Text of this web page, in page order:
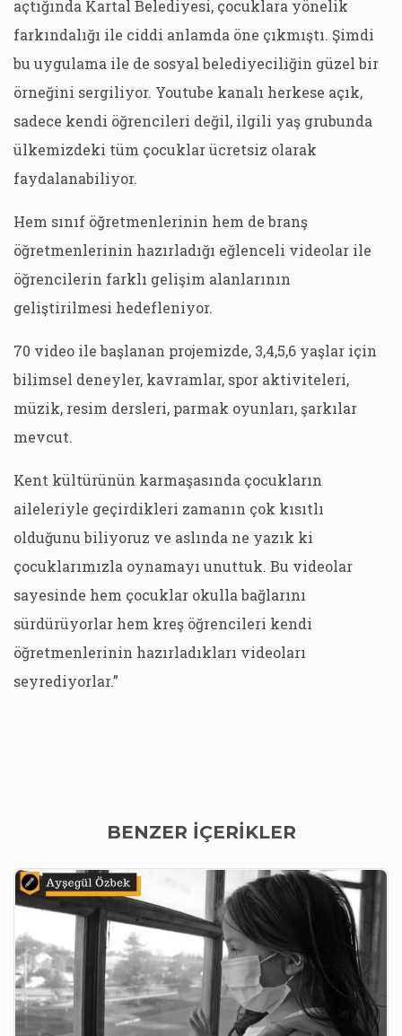
açtığında Kartal Belediyesi, çocuklara yönelik
farkındalığı ile ciddi anlamda öne çıkmıştı. Şimdi
bu uygulama ile de sosyal belediyeciliğin güzel bir
örneğini sergiliyor. Youtube kanalı herkese açık,
sadece kendi öğrencileri değil, ilgili yaş grubunda
ülkemizdeki tüm çocuklar ücretsiz olarak
faydalanabiliyor.
Hem sınıf öğretmenlerinin hem de branş
öğretmenlerinin hazırladığı eğlenceli videolar ile
öğrencilerin farklı gelişim alanlarının
geliştirilmesi hedefleniyor.
70 video ile başlanan projemizde, 3,4,5,6 yaşlar için
bilimsel deneyler, kavramlar, spor aktiviteleri,
müzik, resim dersleri, parmak oyunları, şarkılar
mevcut.
Kent kültürünün karmaşasında çocukların
aileleriyle geçirdikleri zamanın çok kısıtlı
olduğunu biliyoruz ve aslında ne yazık ki
çocuklarımızla oynamayı unuttuk. Bu videolar
sayesinde hem çocuklar okulla bağlarını
sürdürüyorlar hem kreş öğrencileri kendi
öğretmenlerinin hazırladıkları videoları
seyrediyorlar.”
BENZER İÇERİKLER